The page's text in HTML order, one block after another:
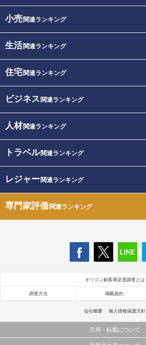
小売関連ランキング
生活関連ランキング
住宅関連ランキング
ビジネス 関連ランキング
人材関連ランキング
トラベル関連ランキング
レジャー関連ランキング
専門家評価関連ランキング
オリコン顧客満足度調査とは
調査方法 掲載規約
会社概要 個人情報保護方針
引用・転載について